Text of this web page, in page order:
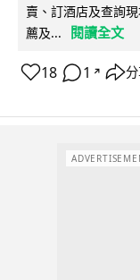
賣、訂酒店及查詢
薦及...
閱讀全文
18 1 ↗